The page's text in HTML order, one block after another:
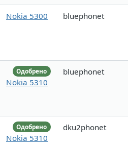
Nokia 5300 bluephonet
Одобрено
Nokia 5310
bluephonet
Одобрено
Nokia 5310
dku2phonet